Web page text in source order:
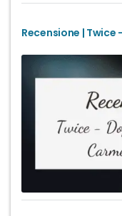
Recensione |